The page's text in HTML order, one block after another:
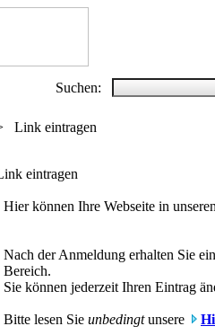
Suchen:
Link eintragen
eintragen
Hier können Ihre Webseite in
Nach der Anmeldung erhalten Sie
Bereich.
Sie können jederzeit Ihren Eintrag
Bitte lesen Sie unbedingtunsere